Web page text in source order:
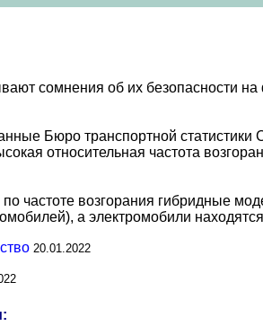
сомнения об их безопасности
Бюро транспортной
относительная частота
возгорания гибридные
а электромобили
20.01.2022